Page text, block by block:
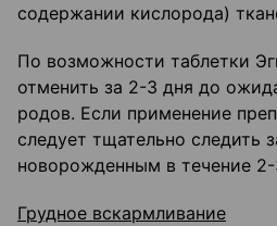
содержании кислорода)
По возможности таблетки
отменить за 2-3 дня до
родов. Если применение
следует тщательно следить
новорожденным в течение
Грудное вскармливание